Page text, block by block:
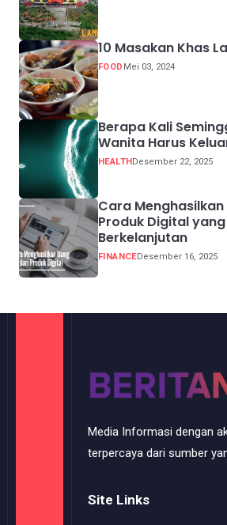
10 Masakan Khas
FOOD Mei 03, 2024
Berapa Kali
Wanita Harus
HEALTH Desember 22, 2025
Cara
Produk Digital
Berkelanjutan
FINANCEDesember 16, 2025
Media Informasi dengan
terpercaya dari sumber
Site Links